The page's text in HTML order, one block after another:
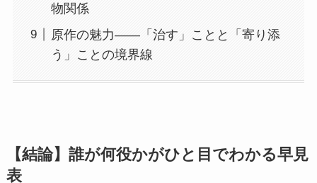
物関係
原作の魅力——「治す」ことと「寄り添
う」ことの境界線
【結論】 誰が何役かがひと目でわかる早見
表